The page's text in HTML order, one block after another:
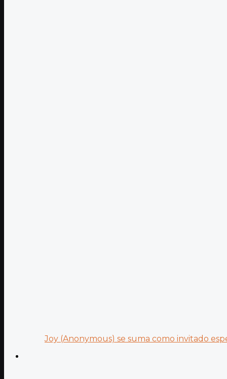
Joy (Anonymous) se suma como invitado